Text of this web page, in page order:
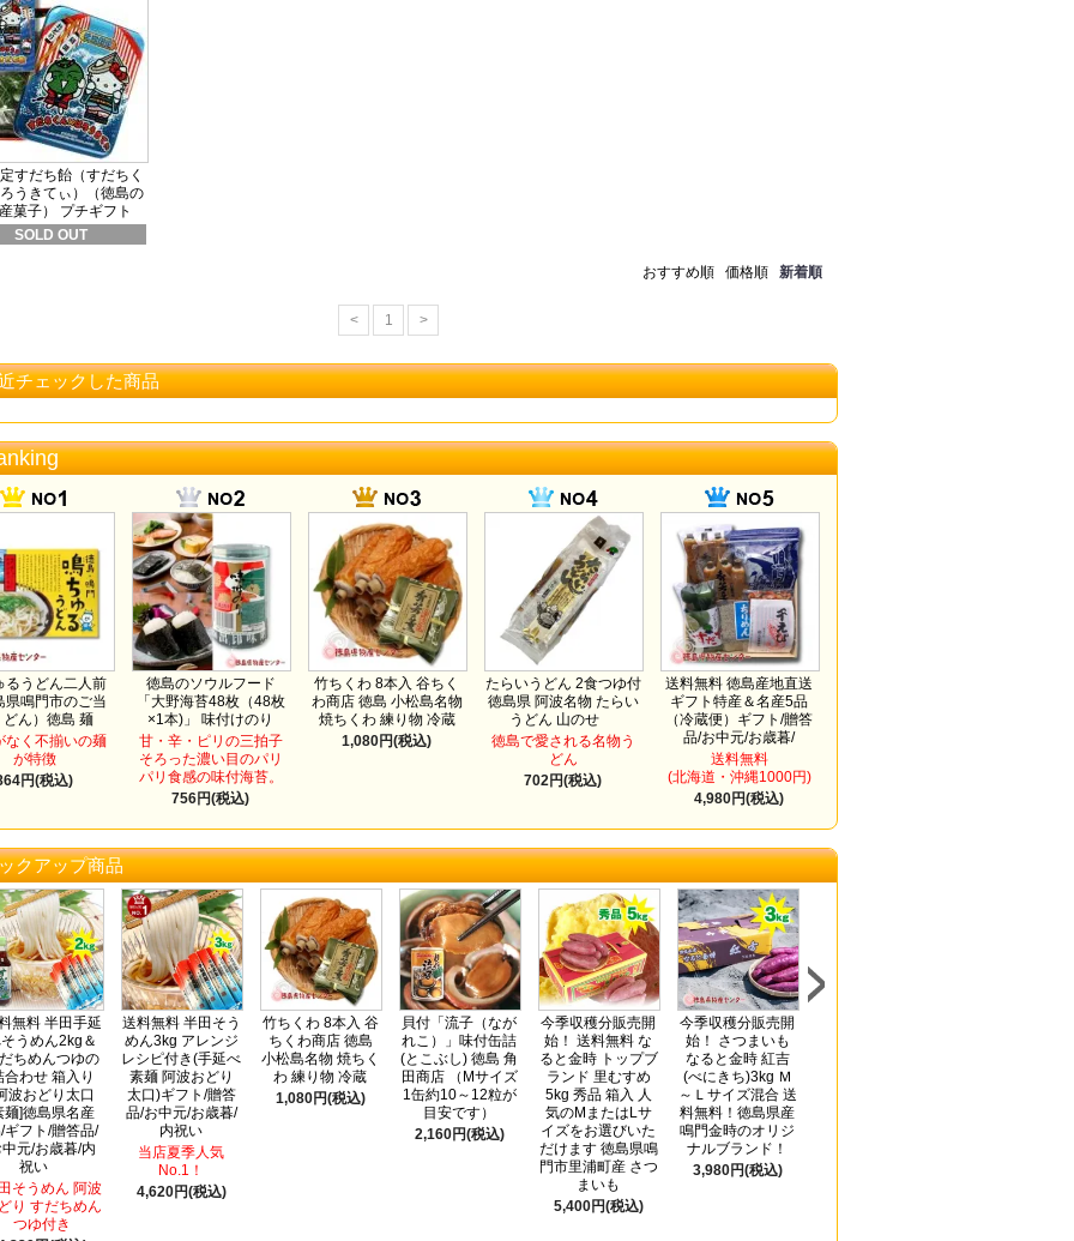
すだち飴（すだちく
うきてぃ）（徳島の
菓子） プチギフト
SOLD OUT
おすすめ順 価格順 新着順
< 1 >
チェックした商品
るうどん二人前
県鳴門市のご当
どん）徳島 麺
なく不揃いの麺
が特徴
円(税込)
徳島のソウルフード
「大野海苔48枚（48枚
×1本)」 味付けのり
甘・辛・ピリの三拍子
そろった濃い目のパリ
パリ食感の味付海苔。
756円(税込)
竹ちくわ 8本入 谷ちく
わ商店 徳島 小松島名物
焼ちくわ 練り物 冷蔵
1,080円(税込)
たらいうどん 2食つゆ付
徳島県 阿波名物 たらい
うどん 山のせ
徳島で愛される名物う
どん
702円(税込)
送料無料 徳島産地直送
ギフト特産＆名産5品
（冷蔵便）ギフト/贈答
品/お中元/お歳暮/
送料無料
(北海道・沖縄1000円)
4,980円(税込)
クアップ商品
無料 半田手延
うめん2kg＆
ちめんつゆの
合わせ 箱入り
波おどり太口
麺]徳島県名産
ギフト/贈答品/
元/お歳暮/内
祝い
そうめん 阿波
り すだちめん
つゆ付き
送料無料 半田そう
めん3kg アレンジ
レシピ付き(手延べ
素麺 阿波おどり
太口)ギフト/贈答
品/お中元/お歳暮/
内祝い
当店夏季人気
No.1！
4,620円(税込)
竹ちくわ 8本入 谷
ちくわ商店 徳島
小松島名物 焼ちく
わ 練り物 冷蔵
1,080円(税込)
貝付「流子（なが
れこ）」味付缶詰
(とこぶし) 徳島 角
田商店 （Mサイズ
1缶約10～12粒が
目安です）
2,160円(税込)
今季収穫分販売開
始！ 送料無料 な
ると金時 トップブ
ランド 里むすめ
5kg 秀品 箱入 人
気のMまたはLサ
イズをお選びいた
だけます 徳島県鳴
門市里浦町産 さつ
まいも
5,400円(税込)
今季収穫分販売開
始！ さつまいも
なると金時 紅吉
(べにきち)3kg Ｍ
～Ｌサイズ混合 送
料無料！徳島県産
鳴門金時のオリジ
ナルブランド！
3,980円(税込)